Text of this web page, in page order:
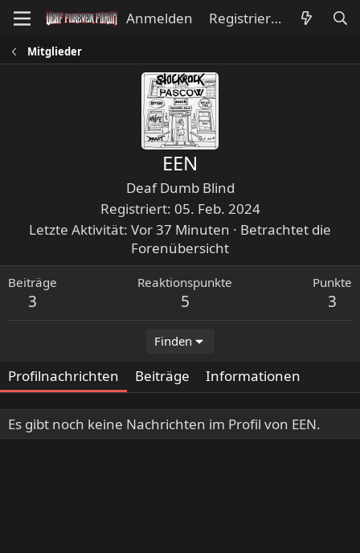
Anmelden Registrieren
Mitglieder
EEN
Deaf Dumb Blind
Registriert 05. Feb. 2024
Letzte Aktivität Vor 37 Minuten · Betrachtet die
Forenübersicht
Beiträge
3
Reaktionspunkte
5
Punkte
3
Finden
Profilnachrichten Beiträge Informationen
Es gibt noch keine Nachrichten im Profil von EEN.